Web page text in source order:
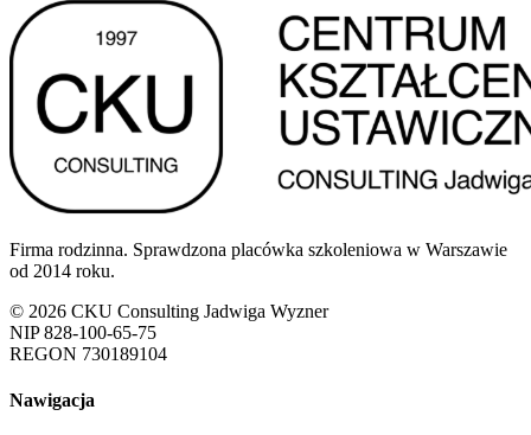
Firma rodzinna. Sprawdzona placówka szkoleniowa w Warszawie
od 2014 roku.
© 2026 CKU Consulting Jadwiga Wyzner
NIP 828-100-65-75
REGON 730189104
Nawigacja